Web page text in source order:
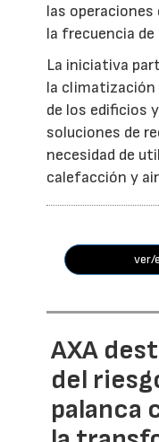
las
la frecuencia
La iniciativa
la climatización
de los edificios
soluciones de
necesidad de
calefacción y
ver/
AXA
del
palanca